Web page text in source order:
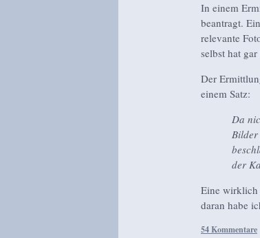
In einem
beantragt.
relevante
selbst hat
Der
einem Satz:
Da
Bilder
der
Eine wirklich
daran habe
54 Kommentare